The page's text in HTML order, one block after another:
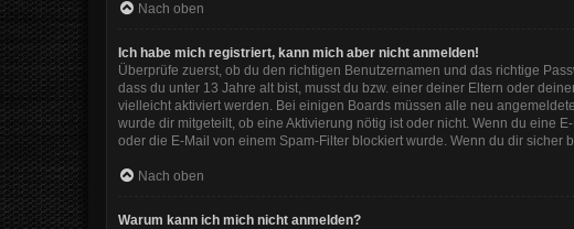
Nach oben
Ich habe mich registriert, kann mich aber nicht anmelden!
Überprüfe zuerst, ob du den richtigen Benutzernamen und das richtige
dass du unter 13 Jahre alt bist, musst du bzw. einer deiner Eltern oder
vielleicht aktiviert werden. Bei einigen Boards müssen alle neu
wurde dir mitgeteilt, ob eine Aktivierung nötig ist oder nicht. Wenn du eine
oder die E-Mail von einem Spam-Filter blockiert wurde. Wenn du dir
Nach oben
Warum kann ich mich nicht anmelden?